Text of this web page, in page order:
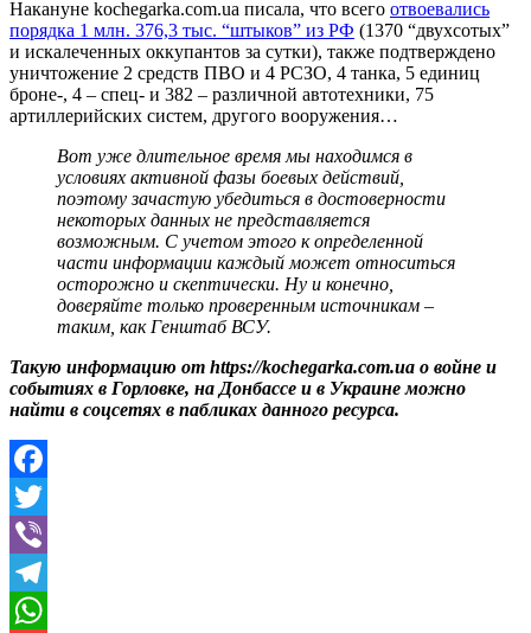
Накануне kochegarka.com.ua писала, что всего отвоевались
порядка 1 млн. 376,3 тыс. “штыков” из РФ (1370 “двухсотых”
и искалеченных оккупантов за сутки), также подтверждено
уничтожение 2 средств ПВО и 4 РСЗО, 4 танка, 5 единиц
броне-, 4 – спец- и 382 – различной автотехники, 75
артиллерийских систем, другого вооружения…
Вот уже длительное время мы находимся в
условиях активной фазы боевых действий,
поэтому зачастую убедиться в достоверности
некоторых данных не представляется
возможным. С учетом этого к определенной
части информации каждый может относиться
осторожно и скептически. Ну и конечно,
доверяйте только проверенным источникам –
таким, как Генштаб ВСУ.
Такую информацию от https://kochegarka.com.ua о войне и
событиях в Горловке, на Донбассе и в Украине можно
найти в соцсетях в пабликах данного ресурса.
Facebook
Twitter
Viber
Telegram